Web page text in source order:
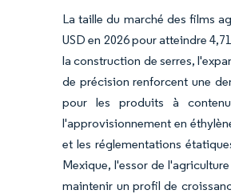
La taille du marché des films
USD en 2026 pour atteindre
la construction de serres,
de précision renforcent une
pour les produits à
l'approvisionnement en
et les réglementations
Mexique, l'essor de
maintenir un profil de